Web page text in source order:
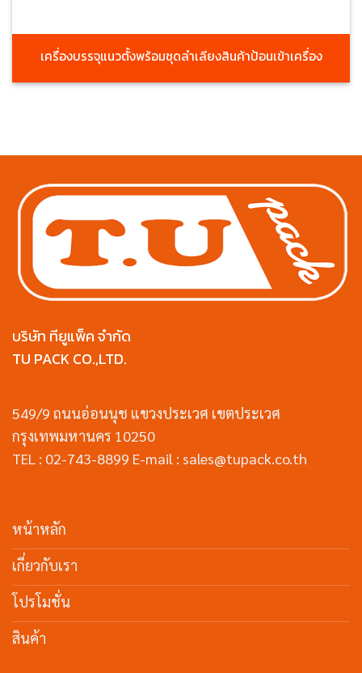
เครื่องบรรจุแนวตั้งพร้อมชุดลำเลียงสินค้าป้อนเข้าเครื่อง
บริษัท ทียูแพ็ค จำกัด
TU PACK CO.,LTD.
549/9 ถนนอ่อนนุช แขวงประเวศ เขตประเวศ
กรุงเทพมหานคร 10250
TEL : 02-743-8899 E-mail : sales@tupack.co.th
หน้าหลัก
เกี่ยวกับเรา
โปรโมชั่น
สินค้า